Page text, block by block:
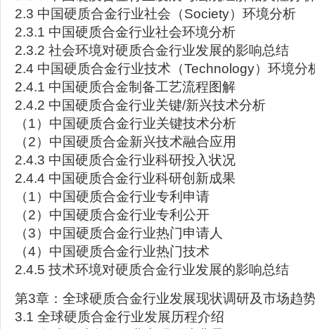
2.3 中国硬质合金行业社会（Society）环境分析
2.3.1 中国硬质合金行业社会环境分析
2.3.2 社会环境对硬质合金行业发展的影响总结
2.4 中国硬质合金行业技术（Technology）环境分
2.4.1 中国硬质合金制备工艺流程图解
2.4.2 中国硬质合金行业关键/新兴技术分析
（1）中国硬质合金行业关键技术分析
（2）中国硬质合金新兴技术融合应用
2.4.3 中国硬质合金行业科研投入状况
2.4.4 中国硬质合金行业科研创新成果
（1）中国硬质合金行业专利申请
（2）中国硬质合金行业专利公开
（3）中国硬质合金行业热门申请人
（4）中国硬质合金行业热门技术
2.4.5 技术环境对硬质合金行业发展的影响总结
第3章：全球硬质合金行业发展现状调研及市场趋
3.1 全球硬质合金行业发展历程介绍